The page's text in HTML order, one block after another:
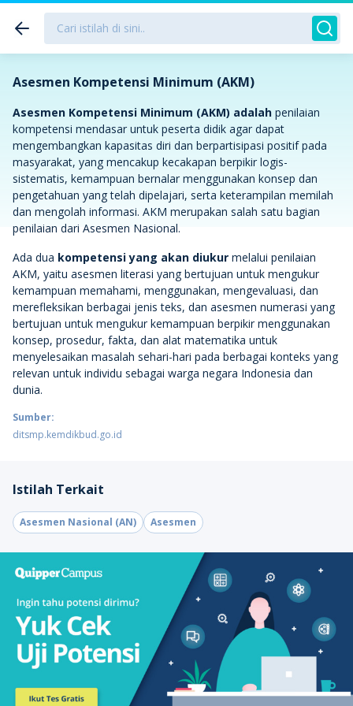
Asesmen Kompetensi Minimum (AKM)
Asesmen Kompetensi Minimum (AKM) adalah penilaian
kompetensi mendasar untuk peserta didik agar dapat
mengembangkan kapasitas diri dan berpartisipasi positif pada
masyarakat, yang mencakup kecakapan berpikir logis-
sistematis, kemampuan bernalar menggunakan konsep dan
pengetahuan yang telah dipelajari, serta keterampilan memilah
dan mengolah informasi. AKM merupakan salah satu bagian
penilaian dari Asesmen Nasional.
Ada dua kompetensi yang akan diukur melalui penilaian
AKM, yaitu asesmen literasi yang bertujuan untuk mengukur
kemampuan memahami, menggunakan, mengevaluasi, dan
merefleksikan berbagai jenis teks, dan asesmen numerasi yang
bertujuan untuk mengukur kemampuan berpikir menggunakan
konsep, prosedur, fakta, dan alat matematika untuk
menyelesaikan masalah sehari-hari pada berbagai konteks yang
relevan untuk individu sebagai warga negara Indonesia dan
dunia.
Sumber:
ditsmp.kemdikbud.go.id
Istilah Terkait
Asesmen Nasional (AN) Asesmen